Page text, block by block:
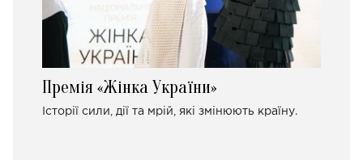
Премія «Жінка України»
Історії сили, дії та мрій, які змінюють країну.